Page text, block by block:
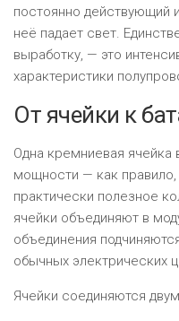
постоянно действующий
неё падает свет.
выработку, — это
характеристики
От ячейки к
Одна кремниевая
мощности — как правило,
практически полезное
ячейки объединяют в
объединения
обычных электрических
Ячейки соединяются